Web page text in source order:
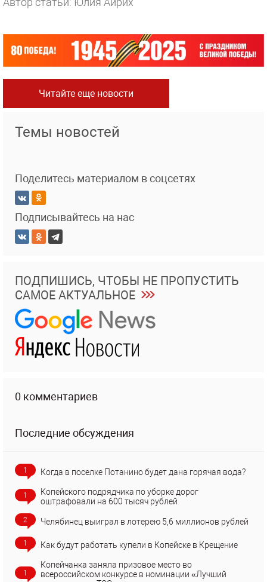
Читайте еще новости
Темы новостей
Поделитесь материалом в соцсетях
Подписывайтесь на нас
ПОДПИШИСЬ, ЧТОБЫ НЕ ПРОПУСТИТЬ
САМОЕ АКТУАЛЬНОЕ
0 комментариев
Последние обсуждения
1 Когда в поселке Потанино будет дана горячая вода?
1
Копейского подрядчика по уборке дорог
оштрафовали на 600 тысяч рублей
2 Челябинец выиграл в лотерею 5,6 миллионов рублей
1 Как будут работать купели в Копейске в Крещение
1
Копейчанка заняла призовое место во
всероссийском конкурсе в номинации «Лучший